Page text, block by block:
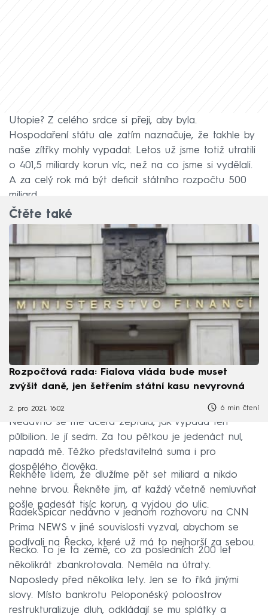
Utopie? Z celého srdce si přeji, aby byla.
Hospodaření státu ale zatím naznačuje, že takhle by
naše zítřky mohly vypadat. Letos už jsme totiž utratili
o 401,5 miliardy korun víc, než na co jsme si vydělali.
A za celý rok má být deficit státního rozpočtu 500
miliard.
Čtěte také
Rozpočtová rada: Fialova vláda bude muset
zvýšit daně, jen šetřením státní kasu nevyrovná
2. pro 2021, 16:02 6 min čtení
Nedávno se mě dcera zeptala, jak vypadá ten
půlbilion. Je jí sedm. Za tou pětkou je jedenáct nul,
napadá mě. Těžko představitelná suma i pro
dospělého člověka.
Řekněte lidem, že dlužíme pět set miliard a nikdo
nehne brvou. Řekněte jim, ať každý včetně nemluvňat
pošle padesát tisíc korun, a vyjdou do ulic.
RadekŠpicar nedávno v jednom rozhovoru na CNN
Prima NEWS v jiné souvislosti vyzval, abychom se
podívali na Řecko, které už má to nejhorší za sebou.
Řecko. To je ta země, co za posledních 200 let
několikrát zbankrotovala. Neměla na útraty.
Naposledy před několika lety. Jen se to říká jinými
slovy. Místo bankrotu Peloponéský poloostrov
restrukturalizuje dluh, odkládají se mu splátky a